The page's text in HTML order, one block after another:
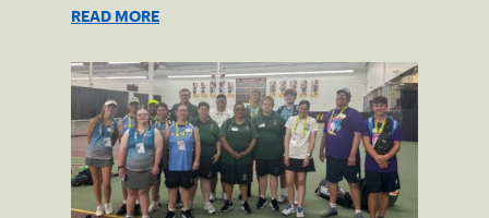
READ MORE